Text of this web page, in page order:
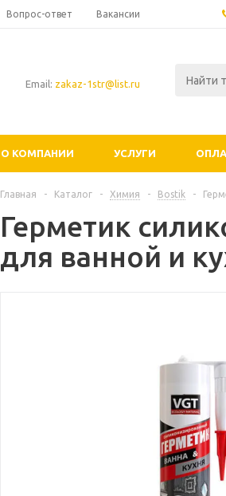
Вопрос-ответ Вакансии
Email: zakaz-1str@list.ru
О КОМПАНИИ УСЛУГИ
Главная - Каталог - Химия - Bostik -
Герметик
для ванной и